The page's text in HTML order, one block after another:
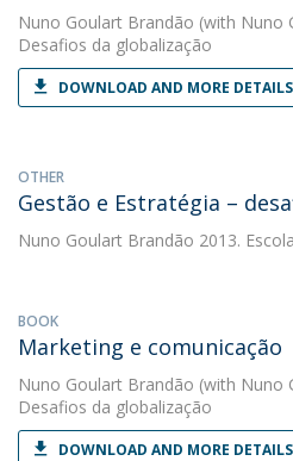
Nuno Goulart Brandão (with Nuno
Desafios da globalização
DOWNLOAD AND MORE DETAILS
OTHER
Gestão e Estratégia –
Nuno Goulart Brandão 2013.
BOOK
Marketing e comunicação
Nuno Goulart Brandão (with Nuno
Desafios da globalização
DOWNLOAD AND MORE DETAILS